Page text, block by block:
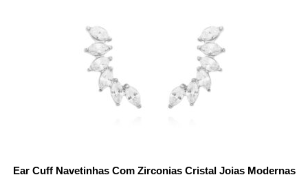
Ear Cuff Navetinhas Com Zirconias Cristal Joias Modernas